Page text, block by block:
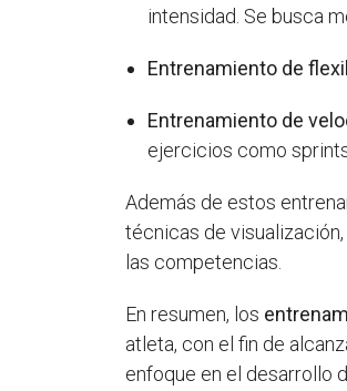
intensidad. Se busca
Entrenamiento de
Entrenamiento de
ejercicios como
Además de estos
técnicas de
las competencias.
En resumen, los
atleta, con el fin de
enfoque en el desarrollo